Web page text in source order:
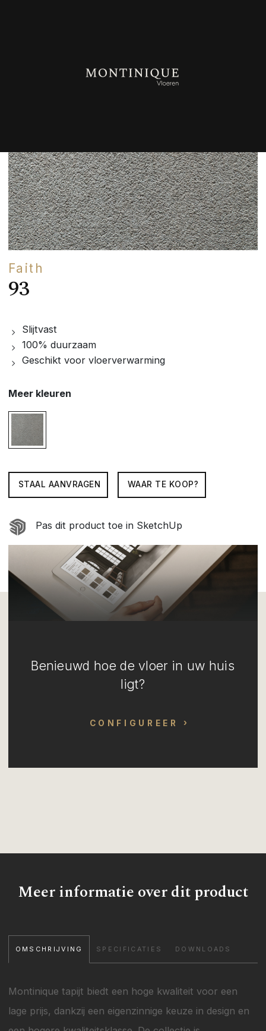
Faith
93
Slijtvast
100% duurzaam
Geschikt voor vloerverwarming
Meer kleuren
STAAL AANVRAGEN WAAR TE KOOP?
Pas dit product toe in SketchUp
Benieuwd hoe de vloer in uw huis
ligt?
CONFIGUREER
Meer informatie over dit product
OMSCHRIJVING SPECIFICATIES DOWNLOADS
Montinique tapijt biedt een hoge kwaliteit voor een
lage prijs, dankzij een eigenzinnige keuze in design en